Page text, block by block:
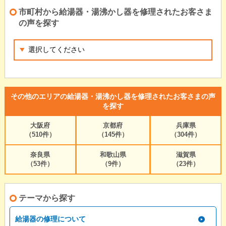
市町村から給湯器・湯沸かし器を修理されたお客さま
の声を探す
その他のエリアの給湯器・湯沸かし器を修理されたお客さまの声
を探す
大阪府
（510件）
京都府
（145件）
兵庫県
（304件）
奈良県
（53件）
和歌山県
（9件）
滋賀県
（23件）
テーマから探す
給湯器の修理について